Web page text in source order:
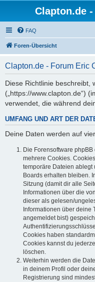
Clapton.de
FAQ
Foren-Übersicht
Clapton.de - Forum Eric
Diese Richtlinie beschreibt,
(„https://www.clapton.de“)
verwendet, die während
UMFANG UND ART DER
Deine Daten werden auf
Die Forensoftware
mehrere Cookies.
temporäre Dateien ablegt
Boards erhalten bleiben.
Sitzung (damit dir alle
Informationen über die
dieser als gelesen/
Informationen über deine
angemeldet bist)
Cookies haben
Cookies kannst du
löschen.
Weiterhin werden die
in deinem Profil oder
Registrierung sind